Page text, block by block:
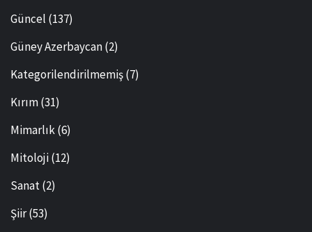
Güncel (137)
Güney Azerbaycan(2)
Kategorilendirilmemiş(7)
Kırım(31)
Mimarlık(6)
Mitoloji(12)
Sanat(2)
Şiir(53)